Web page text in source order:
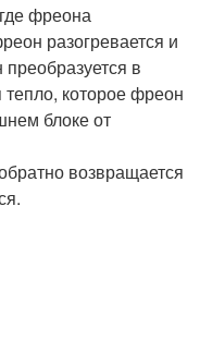
фреона
разогревается и
преобразуется в
которое фреон
блоке от
возвращается